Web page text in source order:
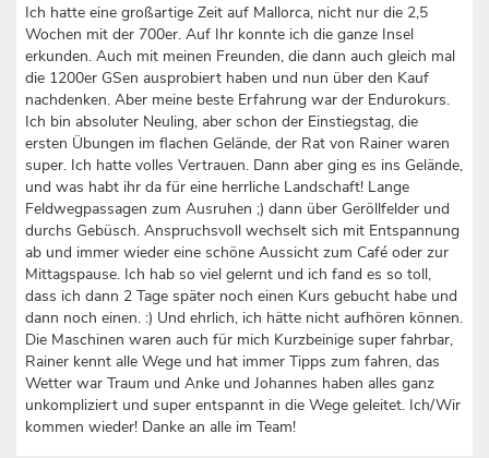
Ich hatte eine großartige Zeit auf Mallorca, nicht nur die 2,5
Wochen mit der 700er. Auf Ihr konnte ich die ganze Insel
erkunden. Auch mit meinen Freunden, die dann auch gleich mal
die 1200er GSen ausprobiert haben und nun über den Kauf
nachdenken. Aber meine beste Erfahrung war der Endurokurs.
Ich bin absoluter Neuling, aber schon der Einstiegstag, die
ersten Übungen im flachen Gelände, der Rat von Rainer waren
super. Ich hatte volles Vertrauen. Dann aber ging es ins Gelände,
und was habt ihr da für eine herrliche Landschaft! Lange
Feldwegpassagen zum Ausruhen ;) dann über Geröllfelder und
durchs Gebüsch. Anspruchsvoll wechselt sich mit Entspannung
ab und immer wieder eine schöne Aussicht zum Café oder zur
Mittagspause. Ich hab so viel gelernt und ich fand es so toll,
dass ich dann 2 Tage später noch einen Kurs gebucht habe und
dann noch einen. :) Und ehrlich, ich hätte nicht aufhören können.
Die Maschinen waren auch für mich Kurzbeinige super fahrbar,
Rainer kennt alle Wege und hat immer Tipps zum fahren, das
Wetter war Traum und Anke und Johannes haben alles ganz
unkompliziert und super entspannt in die Wege geleitet. Ich/Wir
kommen wieder! Danke an alle im Team!